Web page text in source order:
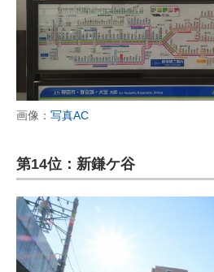
画像： 写真AC
第14位：新鎌ケ谷